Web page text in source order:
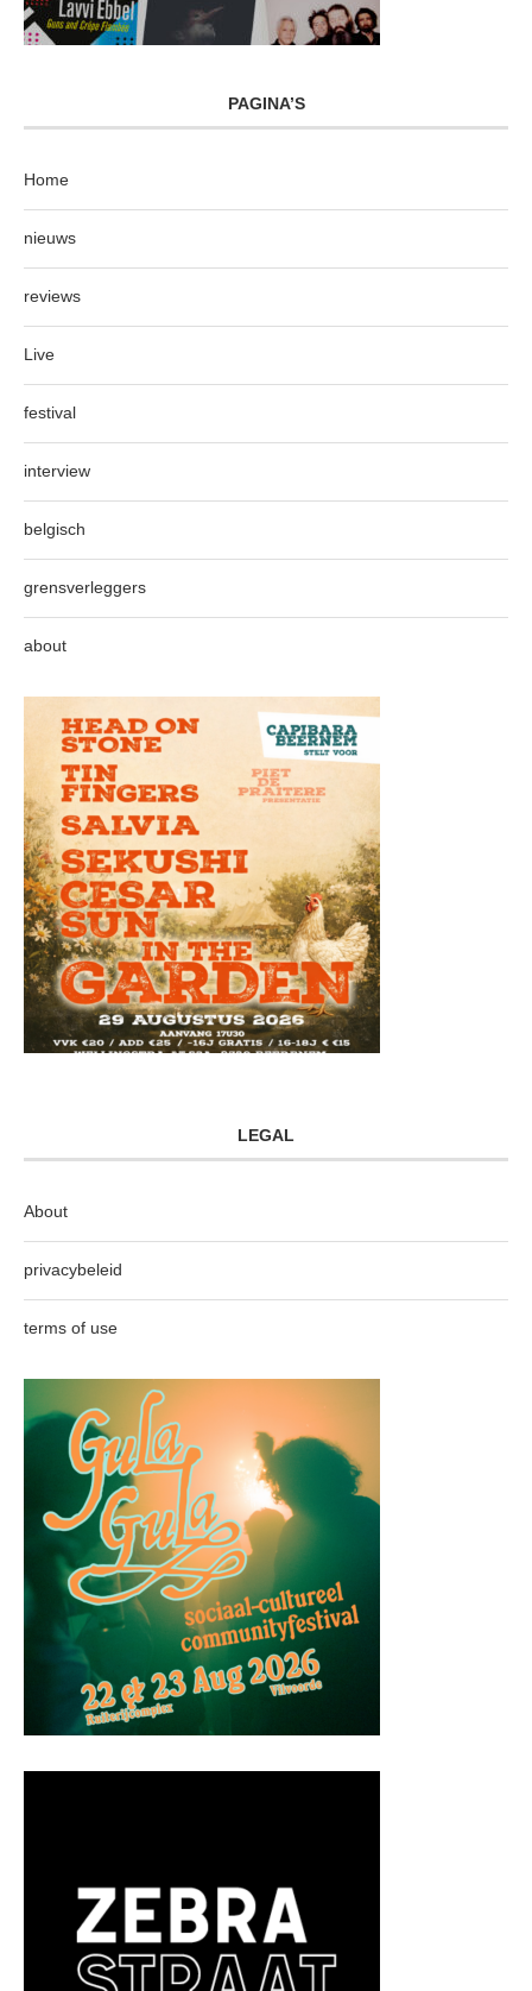
PAGINA’S
Home
nieuws
reviews
Live
festival
interview
belgisch
grensverleggers
about
LEGAL
About
privacybeleid
terms of use